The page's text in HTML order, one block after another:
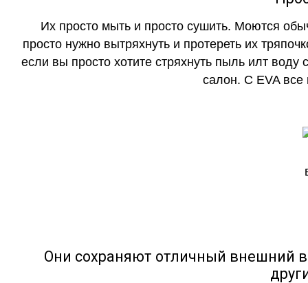
Их просто мыть и просто сушить. Моются
просто нужно вытряхнуть и протереть их
если вы просто хотите стряхнуть пыль илт воду
салон. С EVA все
Они сохраняют отличный внешний